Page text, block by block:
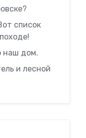
список
наш дом.
и лесной